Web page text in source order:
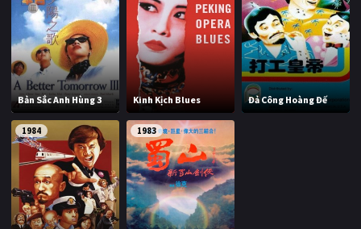
Bản Sắc Anh Hùng 3 Kinh Kịch Blues Đả Công Hoàng Đế
1984 1983